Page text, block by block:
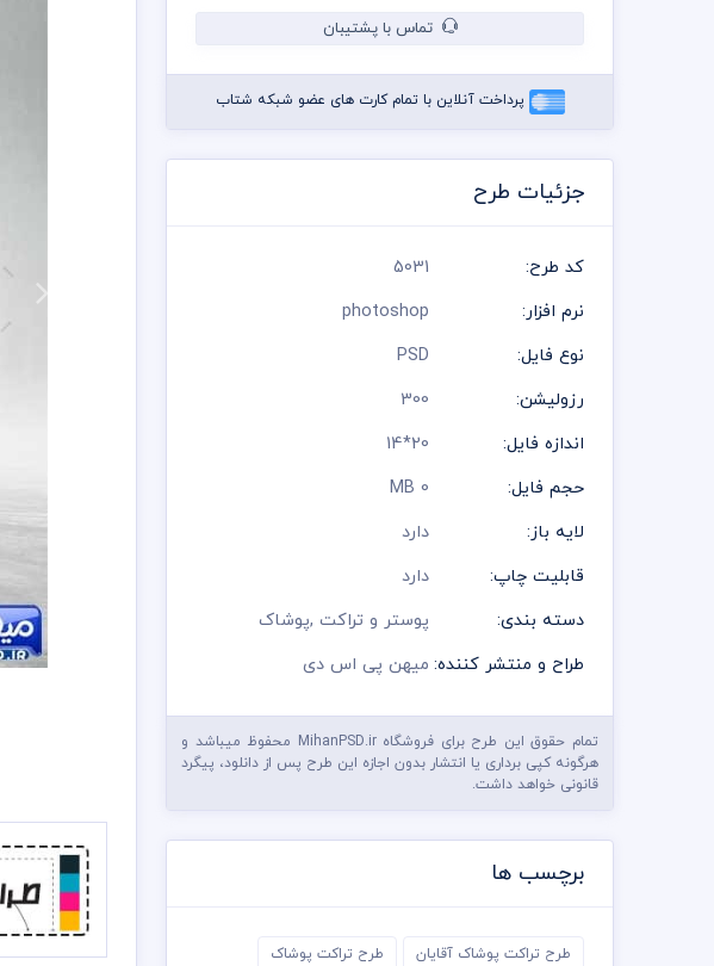
تماس با پشتیبان
پرداخت آنلاین با تمام کارت های عضو شبکه شتاب
جزئیات طرح
کد طرح:
5031
نرم افزار:
photoshop
نوع فایل:
PSD
رزولیشن:
300
اندازه فایل:
20*14
حجم فایل:
0 MB
لایه باز:
دارد
قابلیت چاپ:
دارد
دسته بندی:
پوستر و تراکت ,پوشاک
طراح و منتشر کننده: میهن پی اس دی
تمام حقوق این طرح برای فروشگاه MihanPSD.ir محفوظ میباشد و
هرگونه کپی برداری یا انتشار بدون اجازه این طرح پس از دانلود، پیگرد
قانونی خواهد داشت.
برچسب ها
طرح تراکت پوشاک آقایان طرح تراکت پوشاک